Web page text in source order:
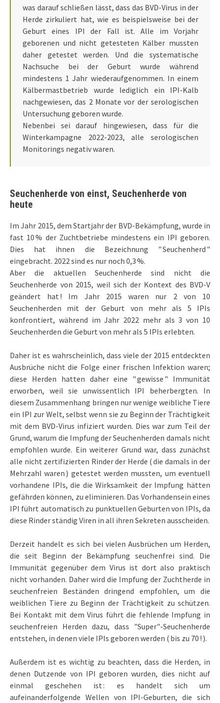
was darauf schließen lässt, dass das BVD-Virus in der
Herde zirkuliert hat, wie es beispielsweise bei der
Geburt eines IPI der Fall ist. Alle im Vorjahr
geborenen und nicht getesteten Kälber mussten
daher getestet werden. Und die systematische
Nachsuche bei der Geburt wurde während
mindestens 1 Jahr wiederaufgenommen. In einem
Kälbermastbetrieb wurde lediglich ein IPI-Kalb
nachgewiesen, das 2 Monate vor der serologischen
Untersuchung geboren wurde.
Nebenbei sei darauf hingewiesen, dass für die
Winterkampagne 2022-2023, alle serologischen
Monitorings negativ waren.
Seuchenherde von einst, Seuchenherde von
heute
Im Jahr 2015, dem Startjahr der BVD-Bekämpfung, wurde in
fast 10 % der Zuchtbetriebe mindestens ein IPI geboren.
Dies hat ihnen die Bezeichnung " Seuchenherd "
eingebracht. 2022 sind es nur noch 0,3 %.
Aber die aktuellen Seuchenherde sind nicht die
Seuchenherde von 2015, weil sich der Kontext des BVD-V
geändert hat ! Im Jahr 2015 waren nur 2 von 10
Seuchenherden mit der Geburt von mehr als 5 IPIs
konfrontiert, während im Jahr 2022 mehr als 3 von 10
Seuchenherden die Geburt von mehr als 5 IPIs erlebten.
Daher ist es wahrscheinlich, dass viele der 2015 entdeckten
Ausbrüche nicht die Folge einer frischen Infektion waren;
diese Herden hatten daher eine " gewisse " Immunität
erworben, weil sie unwissentlich IPI beherbergten. In
diesem Zusammenhang bringen nur wenige weibliche Tiere
ein IPI zur Welt, selbst wenn sie zu Beginn der Trächtigkeit
mit dem BVD-Virus infiziert wurden. Dies war zum Teil der
Grund, warum die Impfung der Seuchenherden damals nicht
empfohlen wurde. Ein weiterer Grund war, dass zunächst
alle nicht zertifizierten Rinder der Herde ( die damals in der
Mehrzahl waren ) getestet werden mussten, um eventuell
vorhandene IPIs, die die Wirksamkeit der Impfung hätten
gefährden können, zu eliminieren. Das Vorhandensein eines
IPI führt automatisch zu punktuellen Geburten von IPIs, da
diese Rinder ständig Viren in all ihren Sekreten ausscheiden.
Derzeit handelt es sich bei vielen Ausbrüchen um Herden,
die seit Beginn der Bekämpfung seuchenfrei sind. Die
Immunität gegenüber dem Virus ist dort also praktisch
nicht vorhanden. Daher wird die Impfung der Zuchtherde in
seuchenfreien Beständen dringend empfohlen, um die
weiblichen Tiere zu Beginn der Trächtigkeit zu schützen.
Bei Kontakt mit dem Virus führt die fehlende Impfung in
seuchenfreien Herden dazu, dass "Super"-Seuchenherde
entstehen, in denen viele IPIs geboren werden ( bis zu 70 ! ).
Außerdem ist es wichtig zu beachten, dass die Herden, in
denen Dutzende von IPI geboren wurden, dies nicht auf
einmal geschehen ist : es handelt sich um
aufeinanderfolgende Wellen von IPI-Geburten, die sich